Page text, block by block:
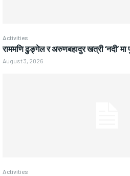
Activities
राममणि ढुङ्गेल र अरुणबहादुर खत्री ‘नदी’ मा
August 3, 2026
Activities